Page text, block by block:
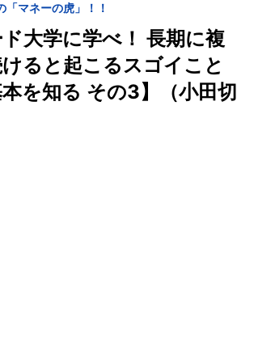
「マネーの虎」！！
大学に学べ！ 長期に複
ると起こるスゴイこと
本を知る その3】（小田切